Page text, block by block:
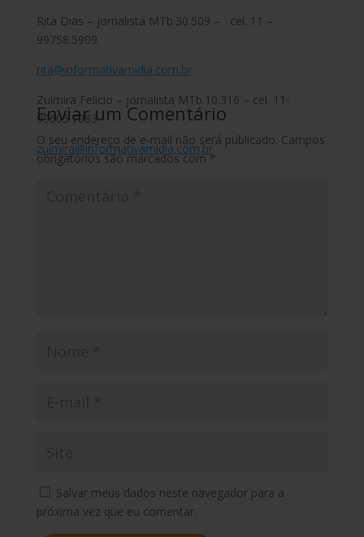
Rita Dias – jornalista MTb.30.509 – cel. 11 –
99758.5909
rita@informativamidia.com.br
Zulmira Felicio – jornalista MTb.10.316 – cel. 11-
99605.7083
zulmira@informativamidia.com.br
Enviar um Comentário
O seu endereço de e-mail não será publicado. Campos
obrigatórios são marcados com*
Salvar meus dados neste navegador para a
próxima vez que eu comentar.